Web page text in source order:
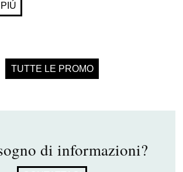
TUTTE LE PROMO
di informazioni?